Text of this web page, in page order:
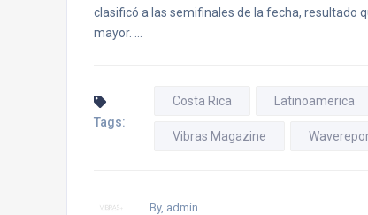
clasificó a las semifinales de la fecha, resultado
mayor. …
Tags:
Costa Rica Latinoamerica
Vibras Magazine
By, admin